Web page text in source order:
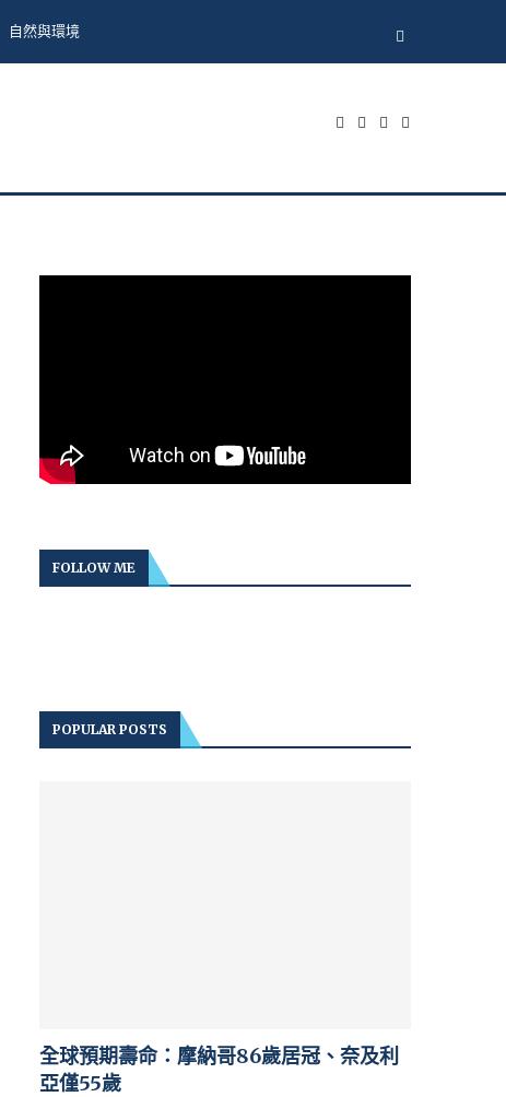
自然與環境
FOLLOW ME
POPULAR POSTS
全球預期壽命：摩納哥86歲居冠、奈及利
亞僅55歲